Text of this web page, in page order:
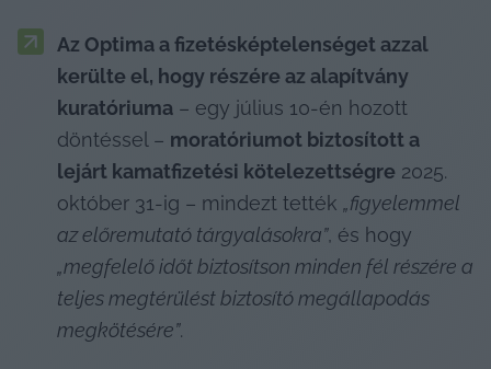
Az Optima a fizetésképtelenséget azzal
kerülte el, hogy részére az alapítvány
kuratóriuma – egy július 10-én hozott
döntéssel – moratóriumot biztosított a
lejárt kamatfizetési kötelezettségre 2025.
október 31-ig – mindezt tették „figyelemmel
az előremutató tárgyalásokra”
„megfelelő időt biztosítson minden fél részére a
teljes megtérülést biztosító megállapodás
megkötésére”.